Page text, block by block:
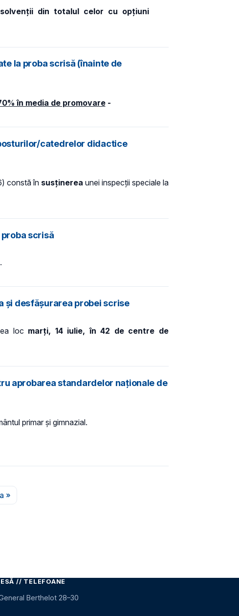
din totalul celor cu opțiuni
la proba scrisă (înainte de
în media de promovare-
catedrelor didactice
constă în susținerea unei inspecții speciale la
scrisă
și desfășurarea probei scrise
loc marți, 14 iulie, în 42 de centre de
aprobarea standardelor naționale de
primar și gimnazial.
pagină
»
// TELEFOANE
Berthelot 28–30